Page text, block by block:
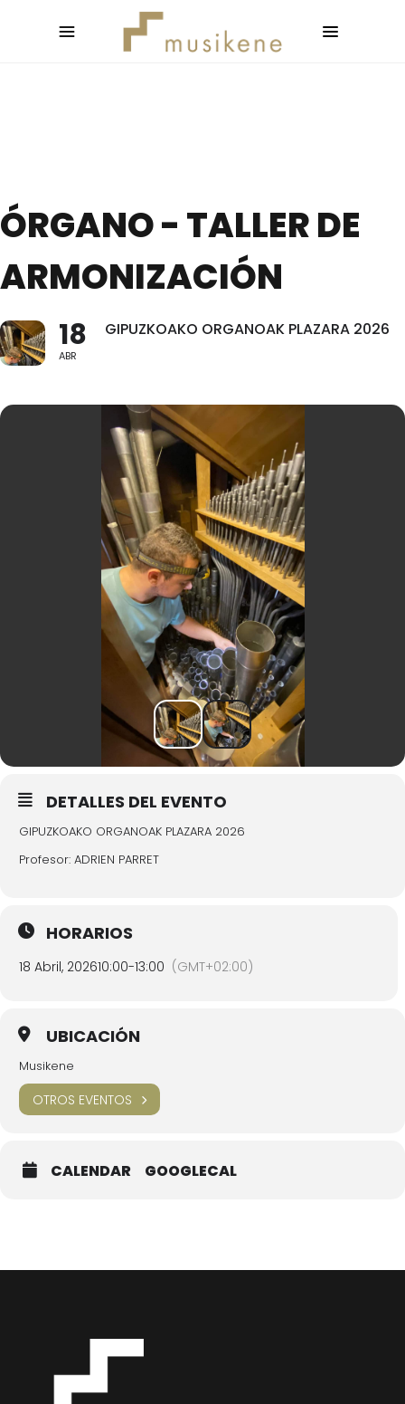
ÓRGANO - TALLER DE
ARMONIZACIÓN
18
ABR
GIPUZKOAKO ORGANOAK PLAZARA 2026
DETALLES DEL EVENTO
GIPUZKOAKO ORGANOAK PLAZARA 2026
Profesor: ADRIEN PARRET
HORARIOS
18 Abril, 202610:00-13:00 (GMT+02:00)
UBICACIÓN
Musikene
OTROS EVENTOS
CALENDAR GOOGLECAL